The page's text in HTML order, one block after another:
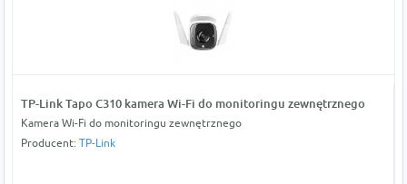
TP-Link Tapo C310 kamera Wi-Fi do monitoringu zewnętrznego
Kamera Wi-Fi do monitoringu zewnętrznego
Producent: TP-Link